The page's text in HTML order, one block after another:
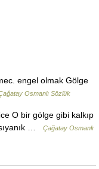
engel olmak Gölge
Osmanlı Sözlük
O bir gölge gibi kalkıp
…
Çağatay Osmanlı